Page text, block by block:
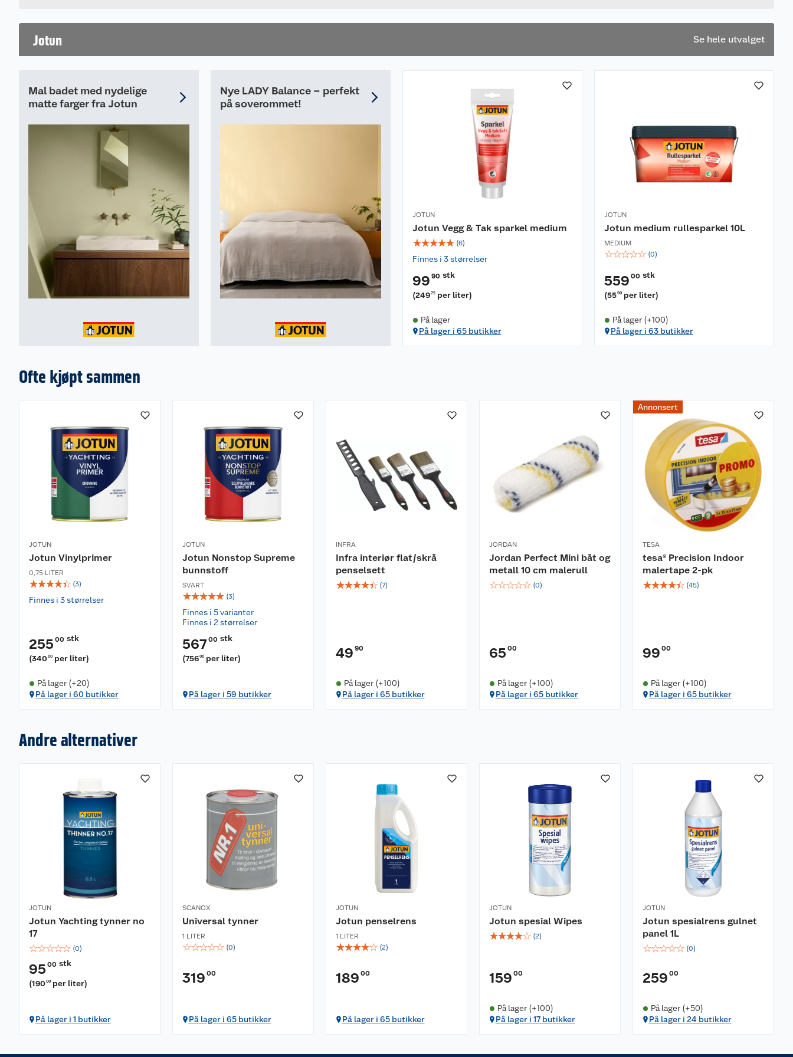
Jotun Se hele utvalget
Mal badet med nydelige
matte farger fra Jotun
Nye LADY Balance – perfekt
på soverommet!
JOTUN
Jotun Vegg & Tak sparkel medium
☆☆☆☆☆ (6)
Finnes i 3 størrelser
99 90 stk
(24975 per liter)
På lager
På lager i 65 butikker
JOTUN
Jotun medium rullesparkel 10L
MEDIUM
☆☆☆☆☆ (0)
559 00 stk
(5590 per liter)
På lager (+100)
På lager i 63 butikker
Ofte kjøpt sammen
JOTUN
Jotun Vinylprimer
0,75 LITER
☆☆☆☆☆ (3)
Finnes i 3 størrelser
255 00 stk
(34000 per liter)
På lager (+20)
På lager i 60 butikker
JOTUN
Jotun Nonstop Supreme
bunnstoff
SVART
☆☆☆☆☆ (3)
Finnes i 5 varianter
Finnes i 2 størrelser
56700 stk
(75600 per liter)
På lager i 59 butikker
INFRA
Infra interiør flat/skrå
penselsett
☆☆☆☆☆ (7)
49 90
På lager (+100)
På lager i 65 butikker
JORDAN
Jordan Perfect Mini båt og
metall 10 cm malerull
☆☆☆☆☆ (0)
65 00
På lager (+100)
På lager i 65 butikker
Annonsert
TESA
tesa® Precision Indoor
malertape 2-pk
☆☆☆☆☆ (45)
99 00
På lager (+100)
På lager i 65 butikker
Andre alternativer
JOTUN
Jotun Yachting tynner no
17
☆☆☆☆☆ (0)
95 00 stk
(19000 per liter)
På lager i 1 butikker
SCANOX
Universal tynner
1 LITER
☆☆☆☆☆ (0)
319 00
På lager i 65 butikker
JOTUN
Jotun penselrens
1 LITER
☆☆☆☆☆ (2)
189 00
På lager i 65 butikker
JOTUN
Jotun spesial Wipes
☆☆☆☆☆ (2)
159 00
På lager (+100)
På lager i 17 butikker
JOTUN
Jotun spesialrens gulnet
panel 1L
☆☆☆☆☆ (0)
259 00
På lager (+50)
På lager i 24 butikker